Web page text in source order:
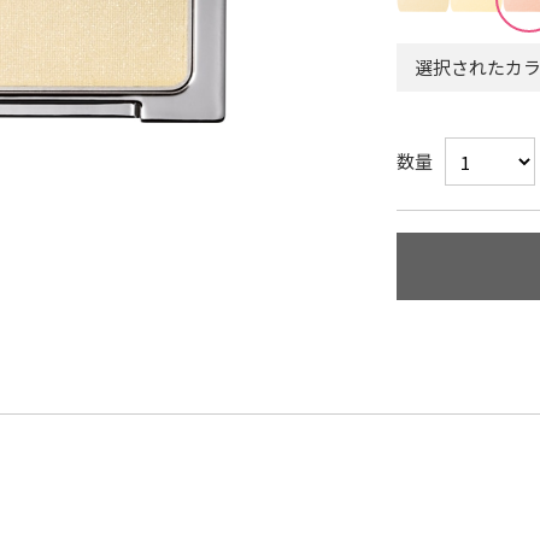
選択されたカ
数量